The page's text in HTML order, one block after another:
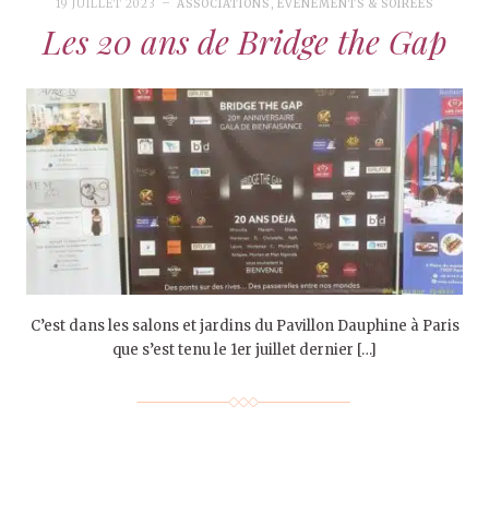
19 JUILLET 2023 ASSOCIATIONS , EVÉNEMENTS & SOIRÉES
Les 20 ans de Bridge the Gap
C’est dans les salons et jardins du Pavillon Dauphine à Paris
que s’est tenu le 1er juillet dernier […]